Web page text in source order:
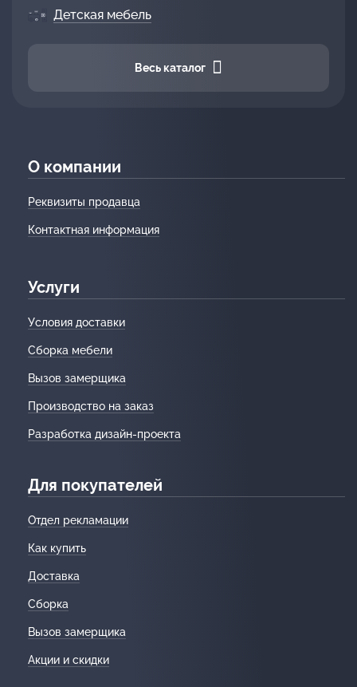
Детская мебель
Весь каталог
О компании
Реквизиты продавца
Контактная информация
Услуги
Условия доставки
Сборка мебели
Вызов замерщика
Производство на заказ
Разработка дизайн-проекта
Для покупателей
Отдел рекламации
Как купить
Доставка
Сборка
Вызов замерщика
Акции и скидки